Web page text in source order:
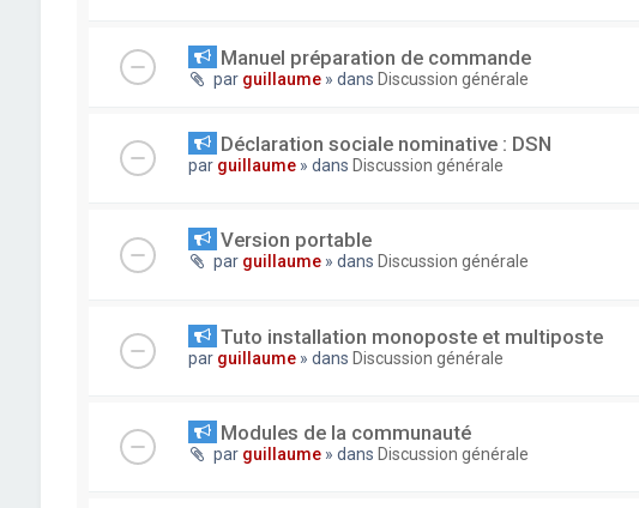
Manuel préparation de commande
par guillaume » dans Discussion générale
Déclaration sociale nominative : DSN
par guillaume » dans Discussion générale
Version portable
par guillaume » dans Discussion générale
Tuto installation monoposte et multiposte
par guillaume » dans Discussion générale
Modules de la communauté
par guillaume » dans Discussion générale